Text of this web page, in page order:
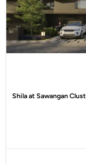
Shila at Sawangan